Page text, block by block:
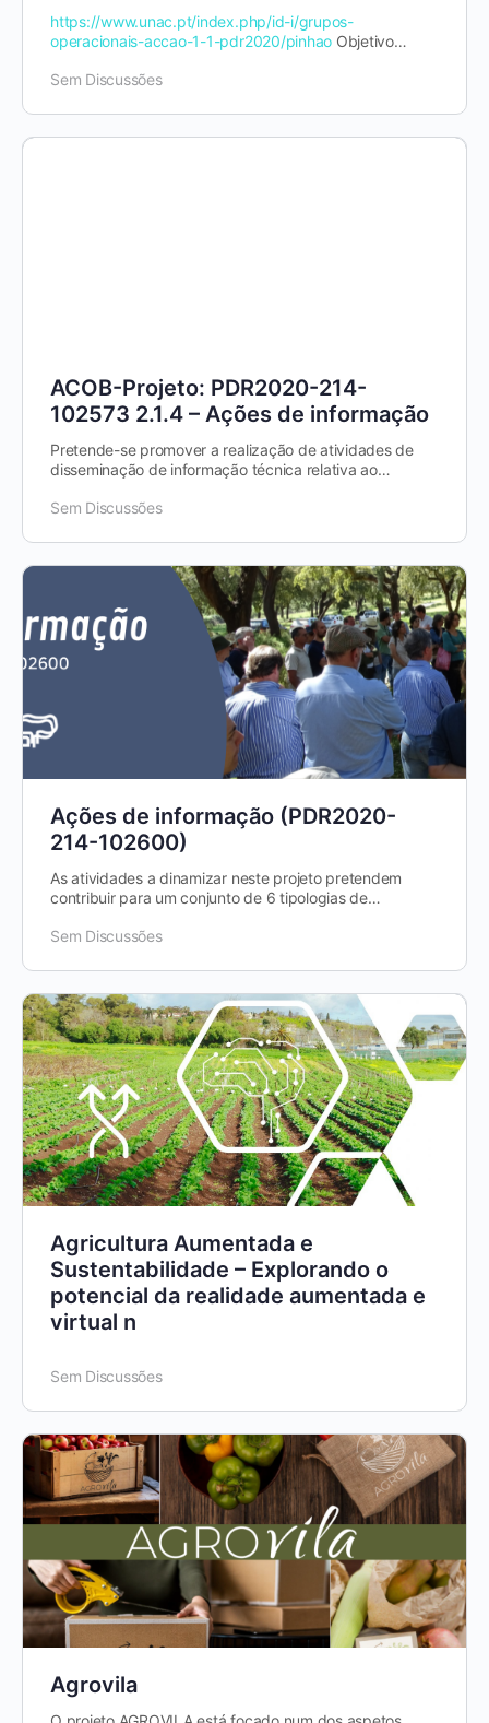
https://www.unac.pt/index.php/id-i/grupos-
operacionais-accao-1-1-pdr2020/pinhao Objetivo
Sem Discussões
ACOB-Projeto: PDR2020-214-
102573 2.1.4 – Ações de informação
Pretende-se promover a realização de atividades de
disseminação de informação técnica relativa ao
Sem Discussões
Ações de informação (PDR2020-
214-102600)
As atividades a dinamizar neste projeto pretendem
contribuir para um conjunto de 6 tipologias de
Sem Discussões
Agricultura Aumentada e
Sustentabilidade – Explorando o
potencial da realidade aumentada e
virtual n
Sem Discussões
Agrovila